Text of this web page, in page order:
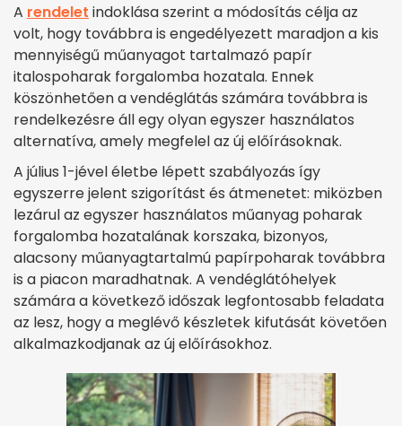
A rendelet indoklása szerint a módosítás célja az
volt, hogy továbbra is engedélyezett maradjon a kis
mennyiségű műanyagot tartalmazó papír
italospoharak forgalomba hozatala. Ennek
köszönhetően a vendéglátás számára továbbra is
rendelkezésre áll egy olyan egyszer használatos
alternatíva, amely megfelel az új előírásoknak.
A július 1-jével életbe lépett szabályozás így
egyszerre jelent szigorítást és átmenetet: miközben
lezárul az egyszer használatos műanyag poharak
forgalomba hozatalának korszaka, bizonyos,
alacsony műanyagtartalmú papírpoharak továbbra
is a piacon maradhatnak. A vendéglátóhelyek
számára a következő időszak legfontosabb feladata
az lesz, hogy a meglévő készletek kifutását követően
alkalmazkodjanak az új előírásokhoz.